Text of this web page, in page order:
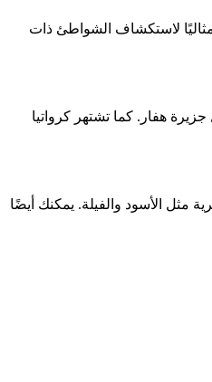
لاستكشاف الشواطئ ذات
هفار. كما تشتهر كرواتيا
مثل الأسود والفيلة. يمكنك أيضًا